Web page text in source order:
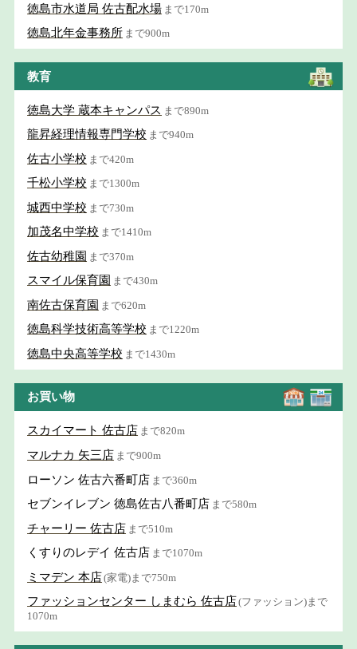
徳島市水道局 佐古配水場 まで170m
徳島北年金事務所 まで900m
教育
徳島大学 蔵本キャンパス まで890m
龍昇経理情報専門学校 まで940m
佐古小学校 まで420m
千松小学校 まで1300m
城西中学校 まで730m
加茂名中学校 まで1410m
佐古幼稚園 まで370m
スマイル保育園 まで430m
南佐古保育園 まで620m
徳島科学技術高等学校 まで1220m
徳島中央高等学校 まで1430m
お買い物
スカイマート 佐古店 まで820m
マルナカ 矢三店 まで900m
ローソン 佐古六番町店 まで360m
セブンイレブン 徳島佐古八番町店 まで580m
チャーリー 佐古店 まで510m
くすりのレデイ 佐古店 まで1070m
ミマデン 本店(家電)まで750m
ファッションセンター しまむら 佐古店(ファッション)まで
1070m